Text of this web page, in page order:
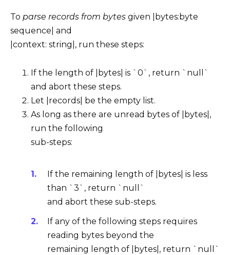
To parse records from bytes given |bytes:byte
sequence| and
|context: string|, run these steps:
If the length of |bytes| is `0`, return `null`
and abort these steps.
Let |records| be the empty list.
As long as there are unread bytes of |bytes|,
run the following
sub-steps:
If the remaining length of |bytes| is less
than `3`, return `null`
and abort these sub-steps.
If any of the following steps requires
reading bytes beyond the
remaining length of |bytes|, return `null`